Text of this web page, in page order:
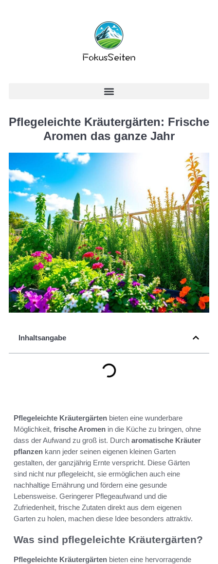
Pflegeleichte Kräutergärten: Frische
Aromen das ganze Jahr
Inhaltsangabe
Pflegeleichte Kräutergärten bieten eine wunderbare
Möglichkeit, frische Aromen in die Küche zu bringen, ohne
dass der Aufwand zu groß ist. Durch aromatische Kräuter
pflanzen kann jeder seinen eigenen kleinen Garten
gestalten, der ganzjährig Ernte verspricht. Diese Gärten
sind nicht nur pflegeleicht, sie ermöglichen auch eine
nachhaltige Ernährung und fördern eine gesunde
Lebensweise. Geringerer Pflegeaufwand und die
Zufriedenheit, frische Zutaten direkt aus dem eigenen
Garten zu holen, machen diese Idee besonders attraktiv.
Was sind pflegeleichte Kräutergärten?
Pflegeleichte Kräutergärten bieten eine hervorragende